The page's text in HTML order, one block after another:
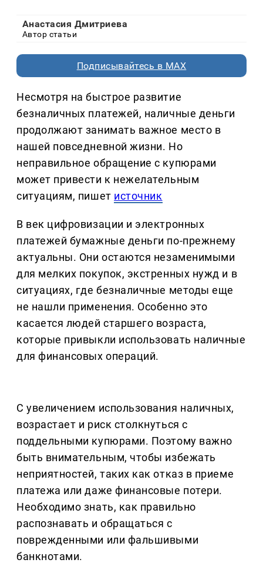
Анастасия Дмитриева
Автор статьи
Подписывайтесь в MAX
Несмотря на быстрое развитие
безналичных платежей, наличные деньги
продолжают занимать важное место в
нашей повседневной жизни. Но
неправильное обращение с купюрами
может привести к нежелательным
ситуациям, пишет источник
В век цифровизации и электронных
платежей бумажные деньги по-прежнему
актуальны. Они остаются незаменимыми
для мелких покупок, экстренных нужд и в
ситуациях, где безналичные методы еще
не нашли применения. Особенно это
касается людей старшего возраста,
которые привыкли использовать наличные
для финансовых операций.
С увеличением использования наличных,
возрастает и риск столкнуться с
поддельными купюрами. Поэтому важно
быть внимательным, чтобы избежать
неприятностей, таких как отказ в приеме
платежа или даже финансовые потери.
Необходимо знать, как правильно
распознавать и обращаться с
поврежденными или фальшивыми
банкнотами.